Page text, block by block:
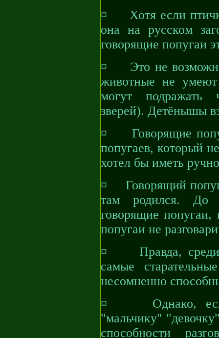
¤ Хотя если
она на русском
говорящие попугаи
¤ Это не
животные не
могут подражать
зверей). Детёнышы
¤ Говорящие
попугаев, который
хотел бы иметь
¤ Говорящий
там родился. До
говорящие попугаи,
попугаи не
¤ Правда, среди
самые
несомненно
¤ Однако, если
"мальчику"
способности